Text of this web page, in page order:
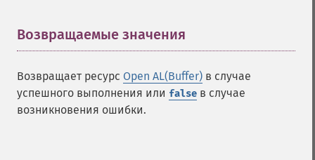
Возвращаемые значения
Возвращает ресурс Open AL(Buffer) в случае
успешного выполнения или false в случае
возникновения ошибки.